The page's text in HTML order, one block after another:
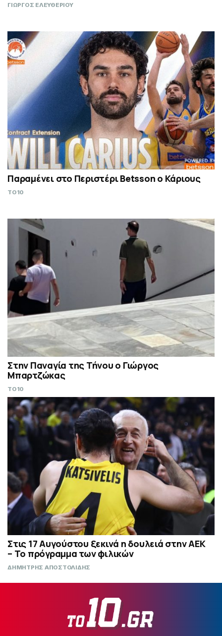
ΓΙΩΡΓΟΣ ΕΛΕΥΘΕΡΙΟΥ
Παραμένει στο Περιστέρι Betsson ο Κάριους
TO10
Στην Παναγία της Τήνου ο Γιώργος
Μπαρτζώκας
TO10
Στις 17 Αυγούστου ξεκινά η δουλειά στην ΑΕΚ
– Το πρόγραμμα των φιλικών
ΔΗΜΗΤΡΗΣ ΑΠΟΣΤΟΛΙΔΗΣ